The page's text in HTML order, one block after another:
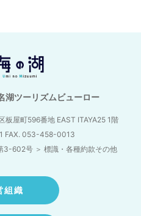
湖ツーリズムビューロー
板屋町596番地 EAST ITAYA25 1階
FAX. 053-458-0013
3-602号 ＞ 標識・各種約款その他
組織